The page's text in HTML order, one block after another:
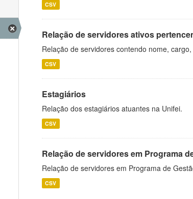
CSV
Relação de servidores ativos
Relação de servidores contendo nome,
CSV
Estagiários
Relação dos estagiários atuantes na Unifei.
CSV
Relação de servidores em Programa
Relação de servidores em Programa de
CSV